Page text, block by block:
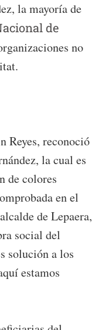
la mayoría de
de
no
Reyes, reconoció
la cual es
de colores
en el
de Lepaera,
social del
solución a los
estamos